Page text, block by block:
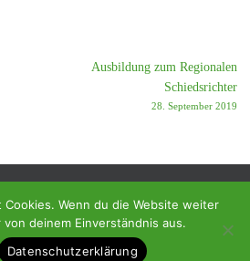
Ausbildung zum Regionalen
Schiedsrichter
28. September 2019
des SC Ramstein-Miesenbach
Cookies. Wenn du die Website weiter
deinem Einverständnis aus.
Datenschutzerklärung